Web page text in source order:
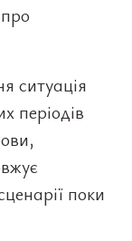
ситуація
періодів
поки